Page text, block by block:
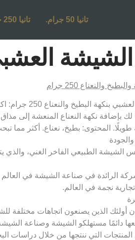
تانيا 50 جرام. تانيا 250 جرام.
العشبي
250 جرام: اكتشف نكهاتك المفضلة المغرية التي تحلم بها!
نكهة النعناع المنعشة إلى مذاق
المحتوى: بطيخ، نعناع. أكثر مما
والجودة
الشيشة الطبيعي الفاخر الغني، والذي
الرائدة في صناعة الشيشة في
نجمة في العالم.
دائمًا مستهلكو الشيشة وصناعة
التي ننتجها من خلال دراسات